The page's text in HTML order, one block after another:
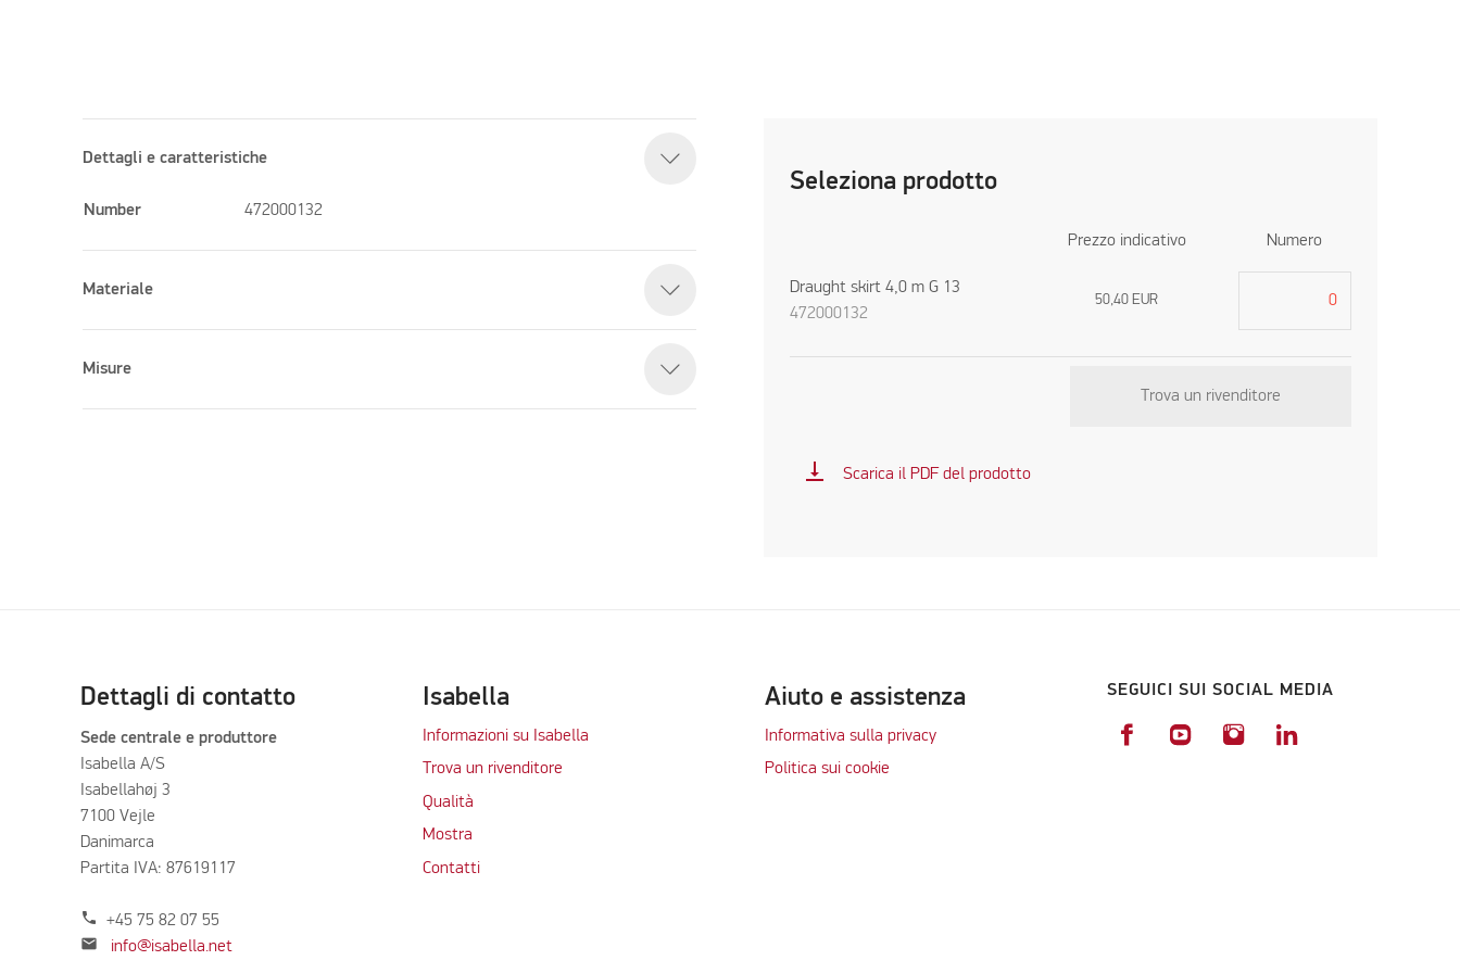
Seleziona prodotto
Prezzo indicativo Numero
Draught skirt 4,0 m G 13
472000132
50,40 EUR
Trova un rivenditore
vertical_align_bottom Scarica il PDF del prodotto
Dettagli e caratteristiche
Number 472000132
Materiale
Misure
Dettagli di contatto
Sede centrale e produttore
Isabella A/S
Isabellahøj 3
7100 Vejle
Danimarca
Partita IVA: 87619117
phone +45 75 82 07 55
mail info@isabella.net
Isabella
Informazioni su Isabella
Trova un rivenditore
Qualità
Mostra
Contatti
Aiuto e assistenza
Informativa sulla privacy
Politica sui cookie
SEGUICI SUI SOCIAL MEDIA